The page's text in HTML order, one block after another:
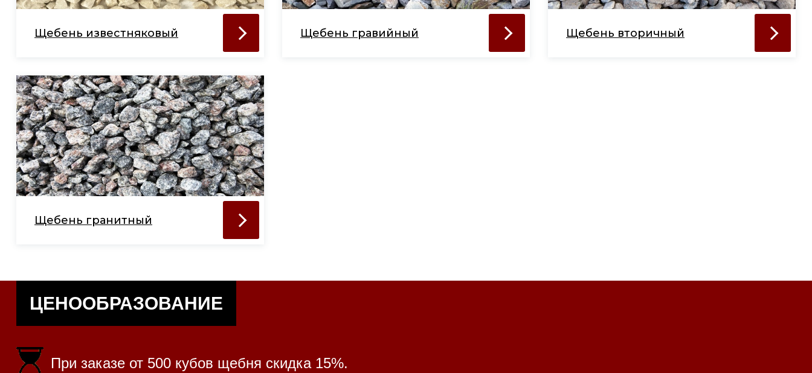
Щебень известняковый Щебень гравийный Щебень вторичный
Щебень гранитный
ЦЕНООБРАЗОВАНИЕ
При заказе от 500 кубов щебня скидка 15%.